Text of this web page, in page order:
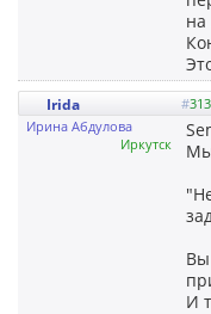
на
Irida #
Ирина Абдулова
Иркутск
Мы
Вы
И